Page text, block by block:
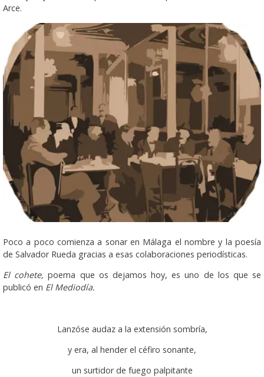
Arce.
Poco a poco comienza a sonar en Málaga el nombre y la poesía
de Salvador Rueda gracias a esas colaboraciones periodísticas.
El cohete, poema que os dejamos hoy, es uno de los que se
publicó en El Mediodía.
Lanzóse audaz a la extensión sombría,
y era, al hender el céfiro sonante,
un surtidor de fuego palpitante